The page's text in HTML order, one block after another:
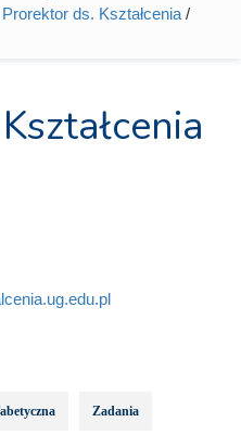
Prorektor ds. Kształcenia /
Zadania